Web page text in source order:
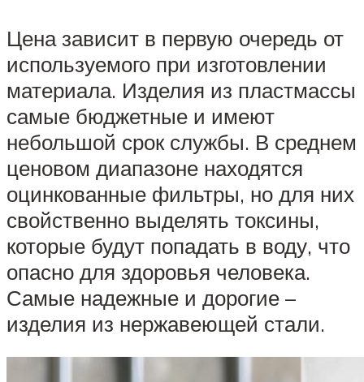
Цена зависит в первую очередь от
используемого при изготовлении
материала. Изделия из пластмассы
самые бюджетные и имеют
небольшой срок службы. В среднем
ценовом диапазоне находятся
оцинкованные фильтры, но для них
свойственно выделять токсины,
которые будут попадать в воду, что
опасно для здоровья человека.
Самые надежные и дорогие –
изделия из нержавеющей стали.